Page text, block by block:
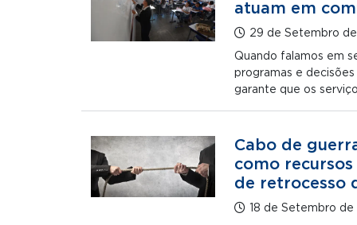
atuam em
29 de Setembro
Quando falamos em
programas e decisões
garante que os
Cabo de
como
de retrocesso
18 de Setembro